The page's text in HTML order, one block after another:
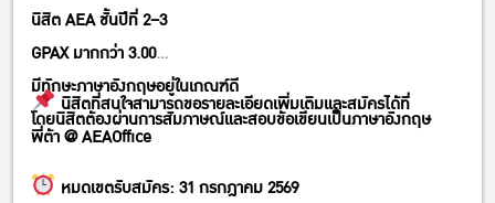
นิสิต AEA ชั้นปีที่ 2–3
GPAX มากกว่า 3.00
มีทักษะภาษาอังกฤษอยู่ในเกณฑ์ดี
โดยนิสิตต้องผ่านการสัมภาษณ์และสอบข้อเขียนเป็นภาษาอังกฤษ
นิสิตที่สนใจสามารถขอรายละเอียดเพิ่มเติมและสมัครได้ที่
พี่ต้า @ AEAOffice
หมดเขตรับสมัคร: 31 กรกฎาคม 2569